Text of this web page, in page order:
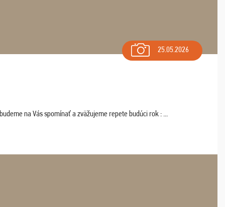
25.05.2026
na Vás spomínať a zväžujeme repete budúci rok : ...